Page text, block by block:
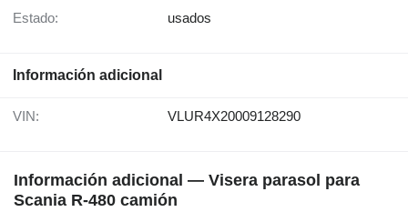
Estado: usados
Información adicional
VIN: VLUR4X20009128290
Información adicional — Visera parasol para
Scania R-480 camión